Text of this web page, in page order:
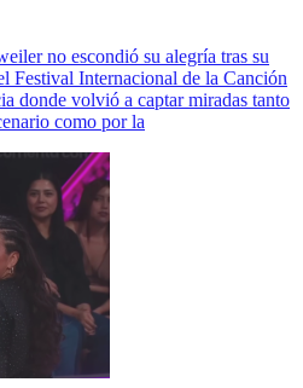
no escondió su alegría tras su
Festival Internacional de la Canción
donde volvió a captar miradas tanto
como por la